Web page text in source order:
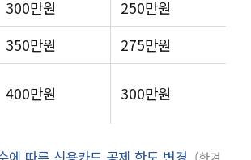
300만원
250만원
350만원
275만원
400만원 300만원